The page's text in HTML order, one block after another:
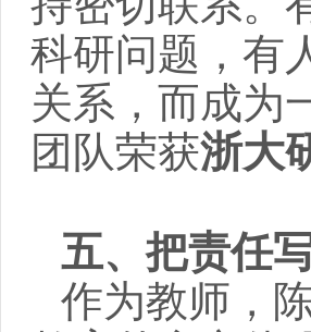
科研问题，有
关系，而成为
团队荣获浙大
五、把责任
作为教师，